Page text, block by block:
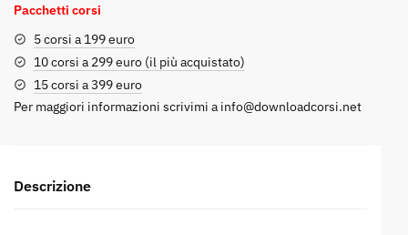
Pacchetti corsi
5 corsi a 199 euro
10 corsi a 299 euro (il più acquistato)
15 corsi a 399 euro
Per maggiori informazioni scrivimi a info@downloadcorsi.net
Descrizione